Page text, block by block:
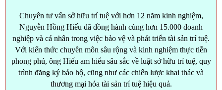
Chuyên tư vấn sở hữu trí tuệ với hơn 12 năm kinh nghiệm,
Nguyễn Hồng Hiếu đã đồng hành cùng hơn 15.000 doanh
nghiệp và cá nhân trong việc bảo vệ và phát triển tài sản trí tuệ.
Với kiến thức chuyên môn sâu rộng và kinh nghiệm thực tiễn
phong phú, ông Hiếu am hiểu sâu sắc về luật sở hữu trí tuệ, quy
trình đăng ký bảo hộ, cũng như các chiến lược khai thác và
thương mại hóa tài sản trí tuệ hiệu quả.